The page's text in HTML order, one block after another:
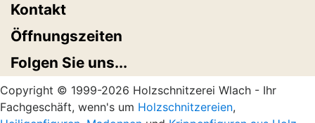
Kontakt
Öffnungszeiten
Folgen Sie uns...
Copyright © 1999-2026 Holzschnitzerei Wlach - Ihr
Fachgeschäft, wenn's um Holzschnitzereien,